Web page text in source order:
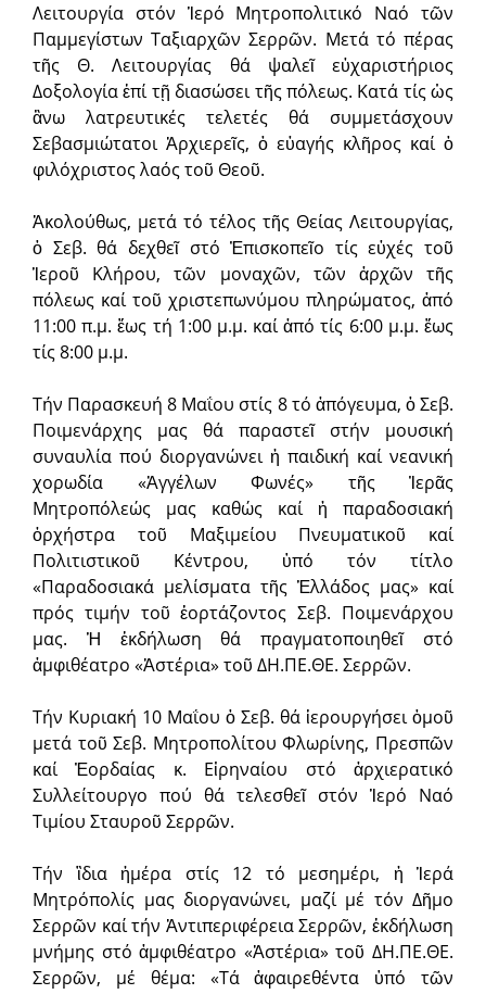
Λειτουργία στόν Ἱερό Μητροπολιτικό Ναό τῶν
Παμμεγίστων Ταξιαρχῶν Σερρῶν. Μετά τό πέρας
τῆς Θ. Λειτουργίας θά ψαλεῖ εὐχαριστήριος
Δοξολογία ἐπί τῇ διασώσει τῆς πόλεως. Κατά τίς ὡς
ἂνω λατρευτικές τελετές θά συμμετάσχουν
Σεβασμιώτατοι Ἀρχιερεῖς, ὁ εὐαγής κλῆρος καί ὁ
φιλόχριστος λαός τοῦ Θεοῦ.
Ἀκολούθως, μετά τό τέλος τῆς Θείας Λειτουργίας,
ὁ Σεβ. θά δεχθεῖ στό Ἐπισκοπεῖο τίς εὐχές τοῦ
Ἱεροῦ Κλήρου, τῶν μοναχῶν, τῶν ἀρχῶν τῆς
πόλεως καί τοῦ χριστεπωνύμου πληρώματος, ἀπό
11:00 π.μ. ἕως τή 1:00 μ.μ. καί ἀπό τίς 6:00 μ.μ. ἕως
τίς 8:00 μ.μ.
Τήν Παρασκευή 8 Μαΐου στίς 8 τό ἀπόγευμα, ὁ Σεβ.
Ποιμενάρχης μας θά παραστεῖ στήν μουσική
συναυλία πού διοργανώνει ἡ παιδική καί νεανική
χορωδία «Ἀγγέλων Φωνές» τῆς Ἰερᾶς
Μητροπόλεώς μας καθώς καί ἡ παραδοσιακή
ὀρχήστρα τοῦ Μαξιμείου Πνευματικοῦ καί
Πολιτιστικοῦ Κέντρου, ὑπό τόν τίτλο
«Παραδοσιακά μελίσματα τῆς Ἑλλάδος μας» καί
πρός τιμήν τοῦ ἑορτάζοντος Σεβ. Ποιμενάρχου
μας. Ἡ ἐκδήλωση θά πραγματοποιηθεῖ στό
ἀμφιθέατρο «Ἀστέρια» τοῦ ΔΗ.ΠΕ.ΘΕ. Σερρῶν.
Τήν Κυριακή 10 Μαΐου ὁ Σεβ. θά ἱερουργήσει ὁμοῦ
μετά τοῦ Σεβ. Μητροπολίτου Φλωρίνης, Πρεσπῶν
καί Ἐορδαίας κ. Εἰρηναίου στό ἀρχιερατικό
Συλλείτουργο πού θά τελεσθεῖ στόν Ἱερό Ναό
Τιμίου Σταυροῦ Σερρῶν.
Τήν ἲδια ἡμέρα στίς 12 τό μεσημέρι, ἡ Ἱερά
Μητρόπολίς μας διοργανώνει, μαζί μέ τόν Δῆμο
Σερρῶν καί τήν Ἀντιπεριφέρεια Σερρῶν, ἐκδήλωση
μνήμης στό ἀμφιθέατρο «Ἀστέρια» τοῦ ΔΗ.ΠΕ.ΘΕ.
Σερρῶν, μέ θέμα: «Τά ἀφαιρεθέντα ὑπό τῶν